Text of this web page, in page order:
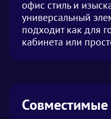
офис стиль и
универсальный
подходит как для
кабинета или